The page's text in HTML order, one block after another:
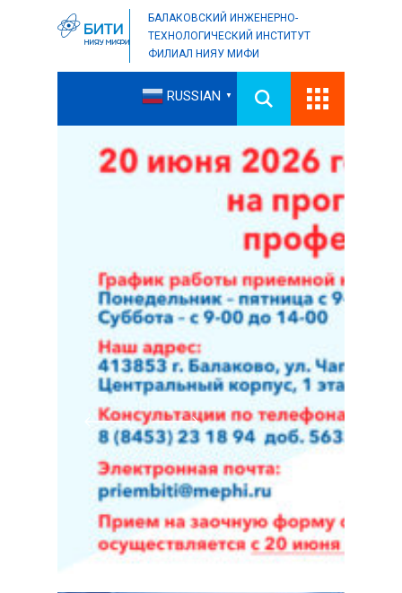
БАЛАКОВСКИЙ ИНЖЕНЕРНО-
ТЕХНОЛОГИЧЕСКИЙ ИНСТИТУТ
ФИЛИАЛ НИЯУ МИФИ
RUSSIAN ▼